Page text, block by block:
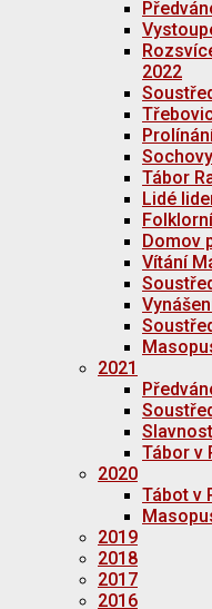
2022
Tábor
Lidé
Domov
Vítání
2021
Tábor v
2020
Tábot v
2019
2018
2017
2016